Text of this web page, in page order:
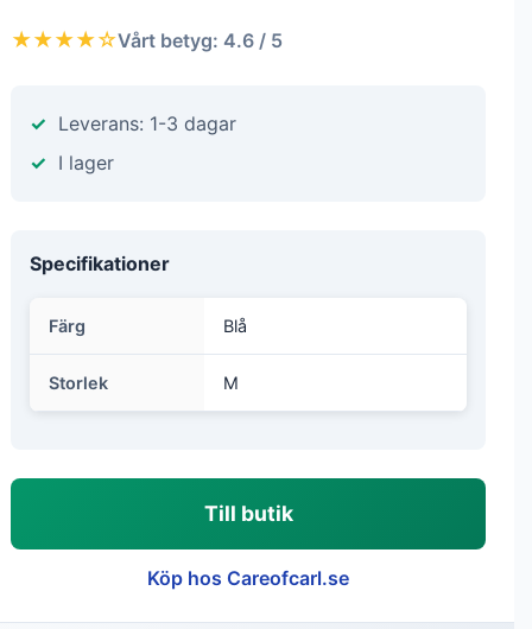
★★★★☆Vårt betyg: 4.6 / 5
Leverans: 1-3 dagar
I lager
Specifikationer
Färg Blå
Storlek M
Till butik
Köp hos Careofcarl.se